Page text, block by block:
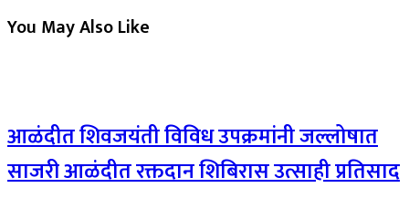
You May Also Like
आळंदीत शिवजयंती विविध उपक्रमांनी जल्लोषात
साजरी आळंदीत रक्तदान शिबिरास उत्साही प्रतिसाद